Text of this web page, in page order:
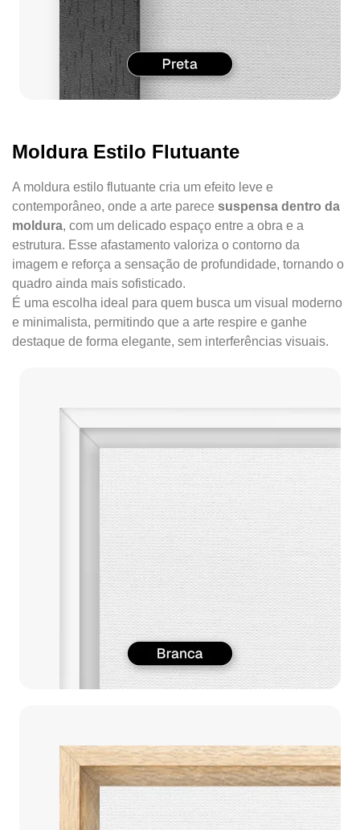
Moldura Estilo Flutuante
A moldura estilo flutuante cria um efeito leve e
contemporâneo, onde a arte parece suspensa dentro da
moldura, com um delicado espaço entre a obra e a
estrutura. Esse afastamento valoriza o contorno da
imagem e reforça a sensação de profundidade, tornando o
quadro ainda mais sofisticado.
É uma escolha ideal para quem busca um visual moderno
e minimalista, permitindo que a arte respire e ganhe
destaque de forma elegante, sem interferências visuais.